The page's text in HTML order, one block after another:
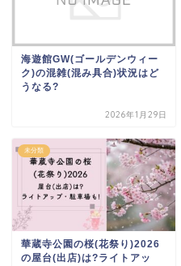
海遊館GW(ゴールデンウィー
ク)の混雑(混み具合)状況はど
うなる?
2026年1月29日
未分類
華蔵寺公園の桜(花祭り)2026
の屋台(出店)は?ライトアッ